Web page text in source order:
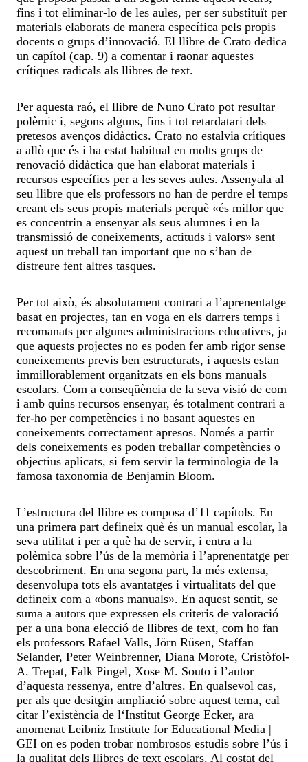
fins i tot eliminar-lo de les aules, per ser substituït per
materials elaborats de manera específica pels propis
docents o grups d’innovació. El llibre de Crato dedica
un capítol (cap. 9) a comentar i raonar aquestes
crítiques radicals als llibres de text.
Per aquesta raó, el llibre de Nuno Crato pot resultar
polèmic i, segons alguns, fins i tot retardatari dels
pretesos avenços didàctics. Crato no estalvia crítiques
a allò que és i ha estat habitual en molts grups de
renovació didàctica que han elaborat materials i
recursos específics per a les seves aules. Assenyala al
seu llibre que els professors no han de perdre el temps
creant els seus propis materials perquè «és millor que
es concentrin a ensenyar als seus alumnes i en la
transmissió de coneixements, actituds i valors» sent
aquest un treball tan important que no s’han de
distreure fent altres tasques.
Per tot això, és absolutament contrari a l’aprenentatge
basat en projectes, tan en voga en els darrers temps i
recomanats per algunes administracions educatives, ja
que aquests projectes no es poden fer amb rigor sense
coneixements previs ben estructurats, i aquests estan
immillorablement organitzats en els bons manuals
escolars. Com a conseqüència de la seva visió de com
i amb quins recursos ensenyar, és totalment contrari a
fer-ho per competències i no basant aquestes en
coneixements correctament apresos. Només a partir
dels coneixements es poden treballar competències o
objectius aplicats, si fem servir la terminologia de la
famosa taxonomia de Benjamin Bloom.
L’estructura del llibre es composa d’11 capítols. En
una primera part defineix què és un manual escolar, la
seva utilitat i per a què ha de servir, i entra a la
polèmica sobre l’ús de la memòria i l’aprenentatge per
descobriment. En una segona part, la més extensa,
desenvolupa tots els avantatges i virtualitats del que
defineix com a «bons manuals». En aquest sentit, se
suma a autors que expressen els criteris de valoració
per a una bona elecció de llibres de text, com ho fan
els professors Rafael Valls, Jörn Rüsen, Staffan
Selander, Peter Weinbrenner, Diana Morote, Cristòfol-
A. Trepat, Falk Pingel, Xose M. Souto i l’autor
d’aquesta ressenya, entre d’altres. En qualsevol cas,
per als que desitgin ampliació sobre aquest tema, cal
citar l’existència de l‘Institut George Ecker, ara
anomenat Leibniz Institute for Educational Media |
GEI on es poden trobar nombrosos estudis sobre l’ús i
la qualitat dels llibres de text escolars. Al costat del